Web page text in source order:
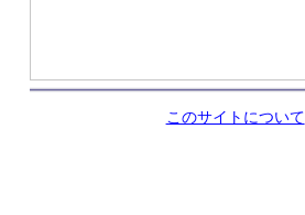
このサイトについて